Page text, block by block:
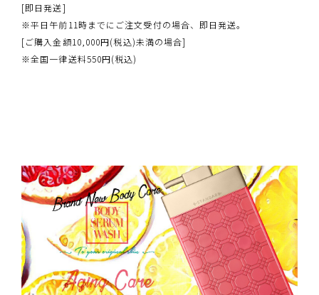
[即日発送]
※平日午前11時までにご注文受付の場合、即日発送。
[ご購入金額10,000円(税込)未満の場合]
※全国一律送料550円(税込)